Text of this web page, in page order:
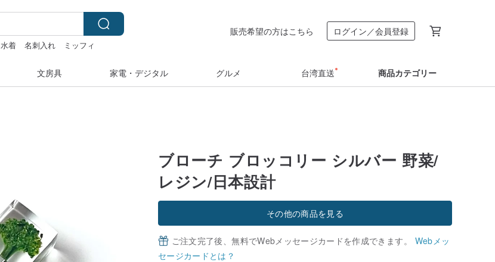
水着 名刺入れ
ミッフィ
販売希望の方はこちら ログイン／会員登録
文房具 家電・デジタル グルメ 台湾直送 商品カテゴリー
ブローチ ブロッコリー シルバー 野菜/
レジン/日本設計
その他の商品を見る
ご注文完了後、無料でWebメッセージカードを作成できます。 Webメッ
セージカードとは？